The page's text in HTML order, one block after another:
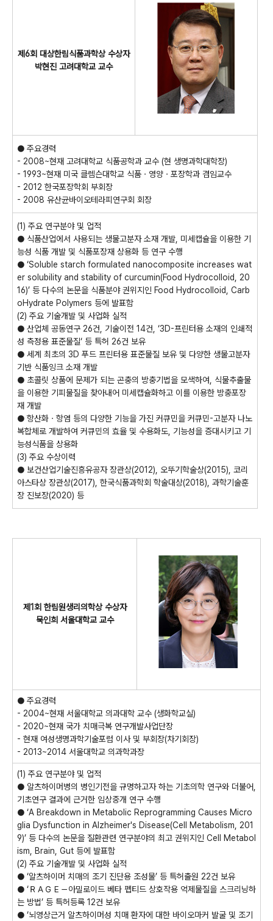
제6회 대상한림식품과학상 수상자
박현진 고려대학교 교수
● 주요경력
- 2008~현재 고려대학교 식품공학과 교수 (현 생명과학대학장)
- 1993~현재 미국 클렘슨대학교 식품ㆍ영양ㆍ포장학과 겸임교수
- 2012 한국포장학회 부회장
- 2008 유산균바이오테라피연구회 회장
(1) 주요 연구분야 및 업적
● 식품산업에서 사용되는 생물고분자 소재 개발, 미세캡슐을 이용한 기
능성 식품 개발 및 식품포장재 상용화 등 연구 수행
● ‘Soluble starch formulated nanocomposite increases wat
er solubility and stability of curcumin(Food Hydrocolloid, 20
16)’ 등 다수의 논문을 식품분야 권위지인 Food Hydrocolloid, Carb
oHydrate Polymers 등에 발표함
(2) 주요 기술개발 및 사업화 실적
● 산업체 공동연구 26건, 기술이전 14건, ‘3D-프린터용 소재의 인쇄적
성 측정용 표준물질‘ 등 특허 26건 보유
● 세계 최초의 3D 푸드 프린터용 표준물질 보유 및 다양한 생물고분자
기반 식품잉크 소재 개발
● 초콜릿 상품에 문제가 되는 곤충의 방충기법을 모색하여, 식물추출물
을 이용한 기피물질을 찾아내어 미세캡슐화하고 이를 이용한 방충포장
재 개발
● 항산화ㆍ항염 등의 다양한 기능을 가진 커큐민을 커큐민-고분자 나노
복합체로 개발하여 커큐민의 효율 및 수용화도, 기능성을 증대시키고 기
능성식품을 상용화
(3) 주요 수상이력
● 보건산업기술진흥유공자 장관상(2012), 오뚜기학술상(2015), 코리
아스타상 장관상(2017), 한국식품과학회 학술대상(2018), 과학기술훈
장 진보장(2020) 등
제1회 한림원생리의학상 수상자
묵인희 서울대학교 교수
● 주요경력
- 2004~현재 서울대학교 의과대학 교수 (생화학교실)
- 2020~현재 국가 치매극복 연구개발사업단장
- 현재 여성생명과학기술포럼 이사 및 부회장(차기회장)
- 2013~2014 서울대학교 의과학과장
(1) 주요 연구분야 및 업적
● 알츠하이머병의 병인기전을 규명하고자 하는 기초의학 연구와 더불어,
기초연구 결과에 근거한 임상중개 연구 수행
● ‘A Breakdown in Metabolic Reprogramming Causes Micro
glia Dysfunction in Alzheimer's Disease(Cell Metabolism, 201
9)’ 등 다수의 논문을 질환관련 연구분야의 최고 권위지인 Cell Metabol
ism, Brain, Gut 등에 발표함
(2) 주요 기술개발 및 사업화 실적
● ‘알츠하이머 치매의 조기 진단용 조성물’ 등 특허출원 22건 보유
● ‘ＲＡＧＥ－아밀로이드 베타 펩티드 상호작용 억제물질을 스크리닝하
는 방법’ 등 특허등록 12건 보유
● ‘뇌영상근거 알츠하이머성 치매 환자에 대한 바이오마커 발굴 및 조기